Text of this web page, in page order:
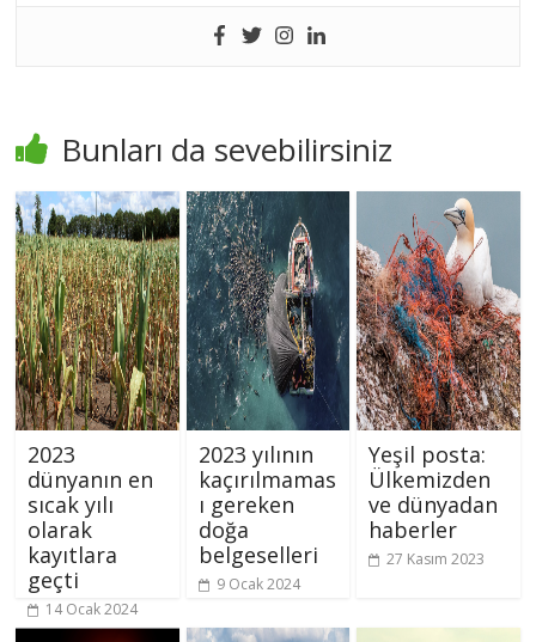
Bunları da sevebilirsiniz
2023
dünyanın en
sıcak yılı
olarak
kayıtlara
geçti
14 Ocak 2024
2023 yılının
kaçırılmamas
ı gereken
doğa
belgeselleri
9 Ocak 2024
Yeşil posta:
Ülkemizden
ve dünyadan
haberler
27 Kasım 2023